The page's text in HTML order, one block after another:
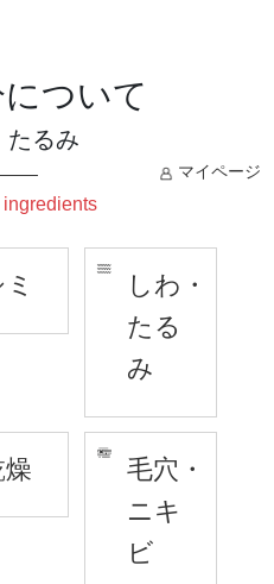
マイページ
ついて
たるみ
しわ・
たる
み
毛穴・
ニキ
ビ